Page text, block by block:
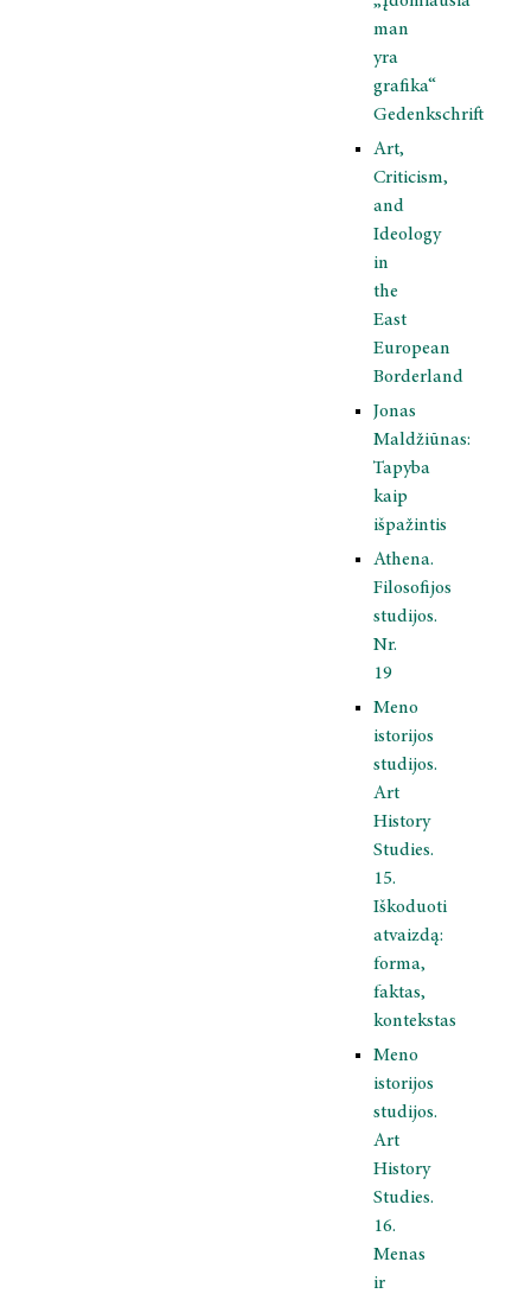
man
yra
grafika“
Gedenkschrift
Art,
Criticism,
and
Ideology
in
the
East
European
Borderland
Jonas
Maldžiūnas:
Tapyba
kaip
išpažintis
Athena.
Filosofijos
studijos.
Nr.
19
Meno
istorijos
studijos.
Art
History
Studies.
15.
Iškoduoti
atvaizdą:
forma,
faktas,
kontekstas
Meno
istorijos
studijos.
Art
History
Studies.
16.
Menas
ir